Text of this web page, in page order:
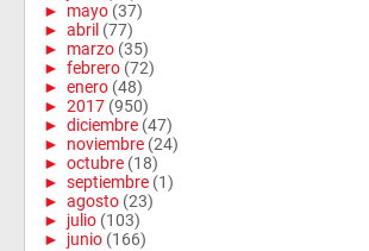
► mayo (37)
► abril (77)
► marzo (35)
► febrero (72)
► enero (48)
► 2017 (950)
► diciembre (47)
► noviembre (24)
► octubre (18)
► septiembre (1)
► agosto (23)
► julio (103)
► junio (166)